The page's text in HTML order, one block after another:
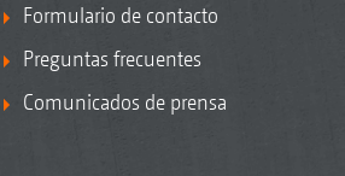
Formulario de contacto
Preguntas frecuentes
Comunicados de prensa